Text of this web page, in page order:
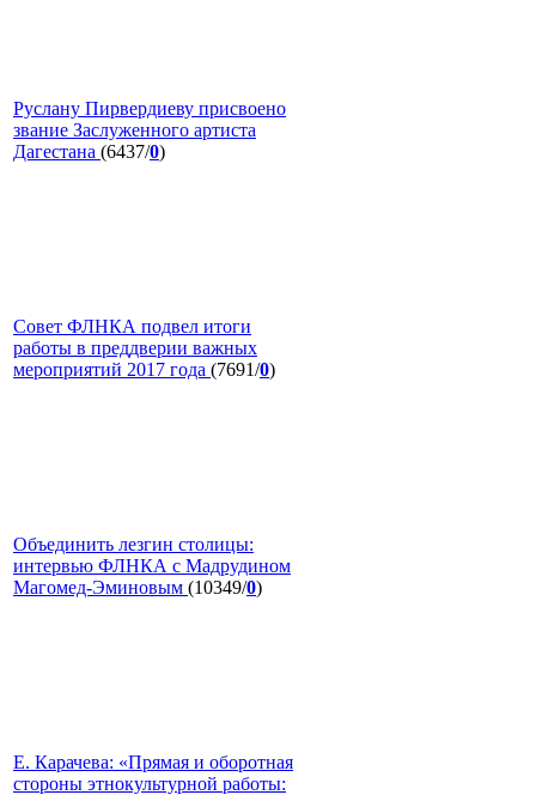
Руслану Пирвердиеву присвоено
звание Заслуженного артиста
Дагестана (6437/0)
Совет ФЛНКА подвел итоги
работы в преддверии важных
мероприятий 2017 года (7691/0)
Объединить лезгин столицы:
интервью ФЛНКА с Мадрудином
Магомед-Эминовым (10349/0)
Е. Карачева: «Прямая и оборотная
стороны этнокультурной работы: